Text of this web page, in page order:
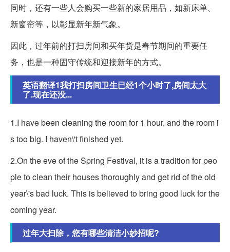
同时，还有一些人会购买一些新的家居用品，如新床单、
新窗帘等，以彰显新年新气象。
因此，过年前的打扫房间和买年货是春节期间的重要任
务，也是一种固守传统和迎接新年的方式。
英语翻译1我打扫房间卫生已经1个小时了,房间太大
了.现在还没...
1.I have been cleaning the room for 1 hour, and the room i
s too big. I haven\'t finished yet.
2.On the eve of the Spring Festival, it is a tradition for peo
ple to clean their houses thoroughly and get rid of the old
year\'s bad luck. This is believed to bring good luck for the
coming year.
过年大扫除，您有哪些清洁小妙招呢?